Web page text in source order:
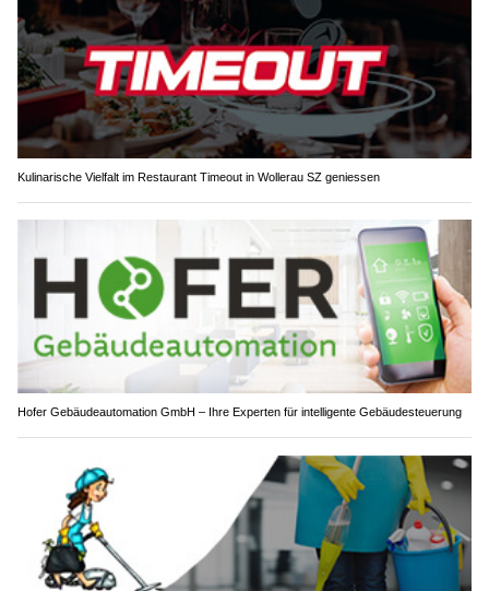
Kulinarische Vielfalt im Restaurant Timeout in Wollerau SZ geniessen
Hofer Gebäudeautomation GmbH – Ihre Experten für intelligente Gebäudesteuerung